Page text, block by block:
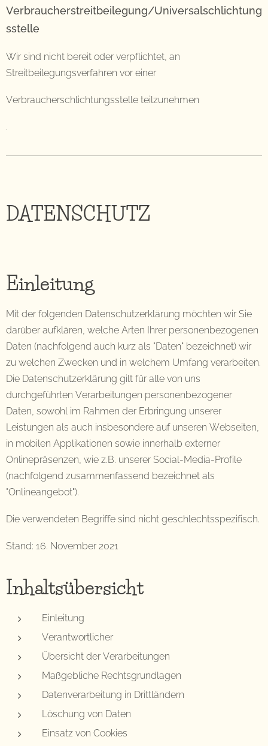
Verbraucherstreitbeilegung/Universalschlichtung
sstelle
Wir sind nicht bereit oder verpflichtet, an
Streitbeilegungsverfahren vor einer
Verbraucherschlichtungsstelle teilzunehmen
.
DATENSCHUTZ
Einleitung
Mit der folgenden Datenschutzerklärung möchten wir Sie
darüber aufklären, welche Arten Ihrer personenbezogenen
Daten (nachfolgend auch kurz als "Daten" bezeichnet) wir
zu welchen Zwecken und in welchem Umfang verarbeiten.
Die Datenschutzerklärung gilt für alle von uns
durchgeführten Verarbeitungen personenbezogener
Daten, sowohl im Rahmen der Erbringung unserer
Leistungen als auch insbesondere auf unseren Webseiten,
in mobilen Applikationen sowie innerhalb externer
Onlinepräsenzen, wie z.B. unserer Social-Media-Profile
(nachfolgend zusammenfassend bezeichnet als
"Onlineangebot").
Die verwendeten Begriffe sind nicht geschlechtsspezifisch.
Stand: 16. November 2021
Inhaltsübersicht
Einleitung
Verantwortlicher
Übersicht der Verarbeitungen
Maßgebliche Rechtsgrundlagen
Datenverarbeitung in Drittländern
Löschung von Daten
Einsatz von Cookies